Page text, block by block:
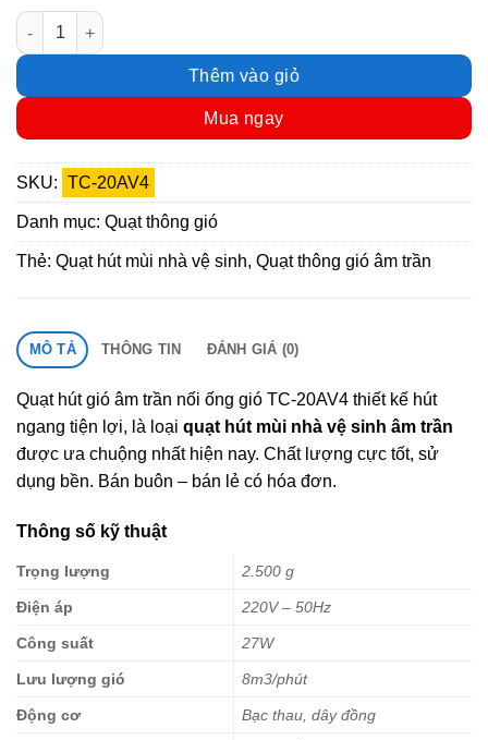
Quạt hút gió âm trần ống ngang TC-20AV4 số lượng
Thêm vào giỏ
Mua ngay
SKU: TC-20AV4
Danh mục: Quạt thông gió
Thẻ: Quạt hút mùi nhà vệ sinh, Quạt thông gió âm trần
MÔ TẢ THÔNG TIN ĐÁNH GIÁ (0)
Quạt hút gió âm trần nối ống gió TC-20AV4 thiết kế hút
ngang tiện lợi, là loại quạt hút mùi nhà vệ sinh âm trần
được ưa chuộng nhất hiện nay. Chất lượng cực tốt, sử
dụng bền. Bán buôn – bán lẻ có hóa đơn.
Thông số kỹ thuật
Trọng lượng 2.500 g
Điện áp 220V – 50Hz
Công suất 27W
Lưu lượng gió 8m3/phút
Động cơ Bạc thau, dây đồng